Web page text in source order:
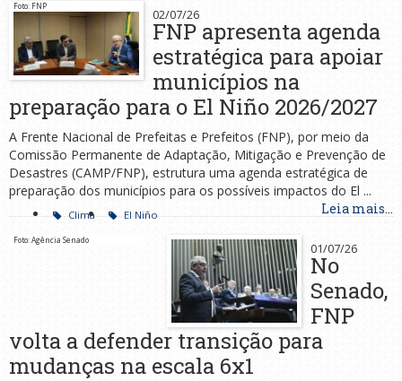
Foto: FNP
02/07/26
FNP apresenta agenda
estratégica para apoiar
municípios na
preparação para o El Niño 2026/2027
A Frente Nacional de Prefeitas e Prefeitos (FNP), por meio da
Comissão Permanente de Adaptação, Mitigação e Prevenção de
Desastres (CAMP/FNP), estrutura uma agenda estratégica de
preparação dos municípios para os possíveis impactos do El ...
Leia mais...
Clima El Niño
Foto: Agência Senado
01/07/26
No
Senado,
FNP
volta a defender transição para
mudanças na escala 6x1